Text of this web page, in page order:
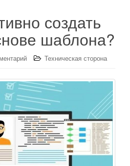
создать
шаблона?
Техническая сторона